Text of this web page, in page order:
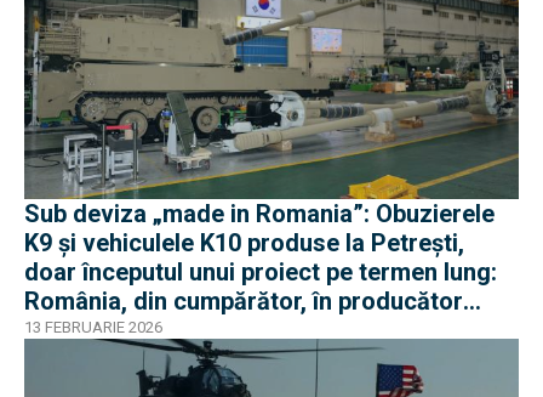
Sub deviza „made in Romania”: Obuzierele
K9 și vehiculele K10 produse la Petrești,
doar începutul unui proiect pe termen lung:
România, din cumpărător, în producător
pentru Europa
13 FEBRUARIE 2026